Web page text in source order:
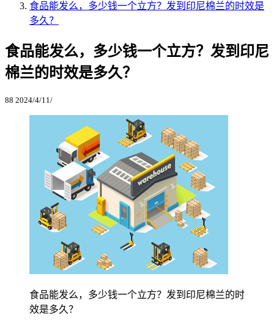
食品能发么，多少钱一个立方？发到印尼棉兰的时效是
多久？
食品能发么，多少钱一个立方？发到印尼
棉兰的时效是多久？
88 2024/4/11/
食品能发么，多少钱一个立方？发到印尼棉兰的时
效是多久？